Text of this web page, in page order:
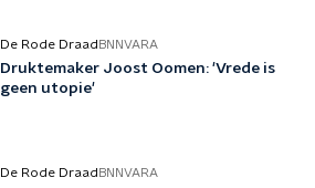
De Rode Draad BNNVARA
Druktemaker Joost Oomen: 'Vrede is
geen utopie'
De Rode Draad BNNVARA